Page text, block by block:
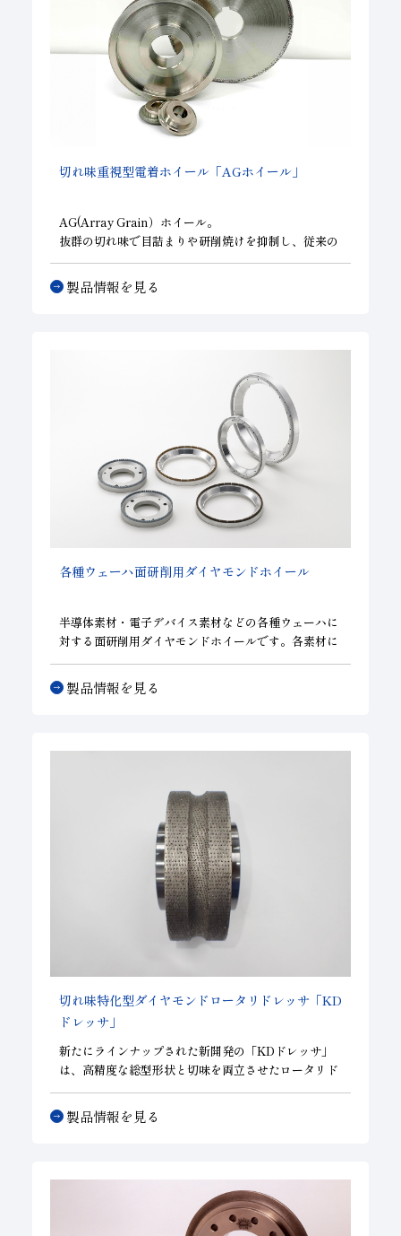
切れ味重視型電着ホイール「AGホイール」
AG(Array Grain）ホイール。
抜群の切れ味で目詰まりや研削焼けを抑制し、従来の
電着に比べ２倍以上の長寿命。総形形状にも対応可能
で、粗加工から仕上げ加工まで幅広く効果を発揮しま
す。
製品情報を見る
各種ウェーハ面研削用ダイヤモンドホイール
半導体素材・電子デバイス素材などの各種ウェーハに
対する面研削用ダイヤモンドホイールです。各素材に
合わせた最適なホイールを提供します。加工によるダ
メージを最小化し、加工効率の向上、加工コストの低
減に寄与します。お客様のニーズに合わせたカスタマ
製品情報を見る
切れ味特化型ダイヤモンドロータリドレッサ「KD
ドレッサ」
新たにラインナップされた新開発の 「KDドレッサ」
は、高精度な総型形状と切味を両立させたロータリド
レッサです。
製品情報を見る